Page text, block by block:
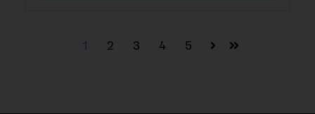
1 2 3 4 5
WeiterLetzte